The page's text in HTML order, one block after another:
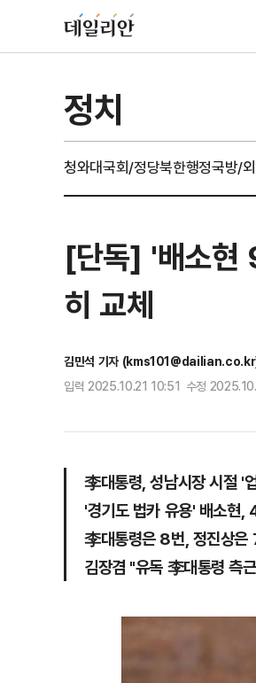
정치
청와대국회/정당북한행정국방/
[단독] '배소현
히 교체
김민석 기자
입력 2025.10.21 10:51 수정
李대통령, 성남시장 시절 '
'경기도 법카 유용' 배소현,
李대통령은 8번, 정진상
김장겸 "유독 李대통령 측